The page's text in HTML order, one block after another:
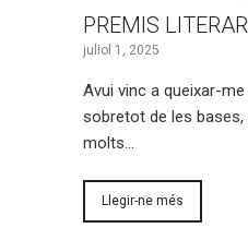
PREMIS
juliol 1, 2025
Avui vinc a queixar-
sobretot de les bases,
molts…
Llegir-ne més